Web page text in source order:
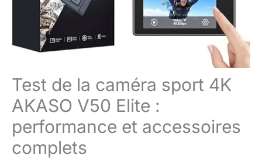
Test de la caméra sport 4K
AKASO V50 Elite :
performance et accessoires
complets